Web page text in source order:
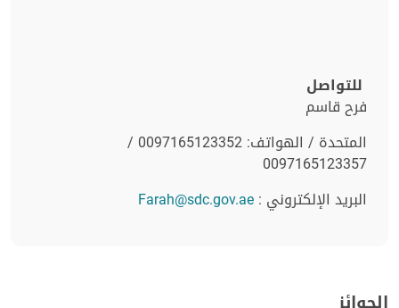
للتواصل
فرح قاسم
المتحدة / الهواتف: 0097165123352 /
0097165123357
البريد الإلكتروني :Farah@sdc.gov.ae